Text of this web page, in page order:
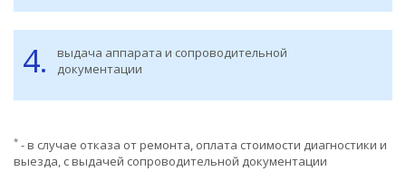
4.
выдача аппарата и сопроводительной
документации
* - в случае отказа от ремонта, оплата стоимости диагностики и
выезда, с выдачей сопроводительной документации